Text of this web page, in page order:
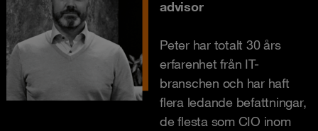
advisor
Peter har totalt 30 års
erfarenhet från IT-
branschen och har haft
flera ledande befattningar,
de flesta som CIO inom